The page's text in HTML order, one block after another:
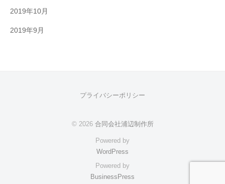
2019年10月
2019年9月
プライバシーポリシー
© 2026 合同会社浦辺制作所
Powered by
WordPress
Powered by
BusinessPress